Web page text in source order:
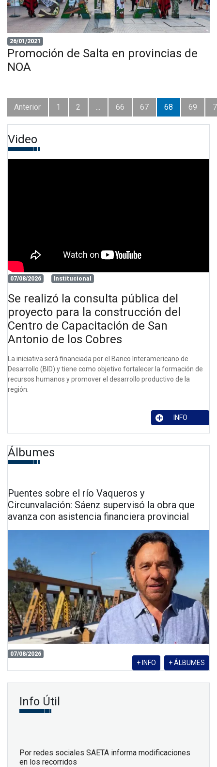
26/01/2021
Promoción de Salta en provincias de
NOA
Anterior 1 2 ... 66 67 68 69
Video
07/08/2026 Institucional
Se realizó la consulta pública del
proyecto para la construcción del
Centro de Capacitación de San
Antonio de los Cobres
La iniciativa será financiada por el Banco Interamericano de
Desarrollo (BID) y tiene como objetivo fortalecer la formación de
recursos humanos y promover el desarrollo productivo de la
región.
INFO
Álbumes
Puentes sobre el río Vaqueros y
Circunvalación: Sáenz supervisó la obra que
avanza con asistencia financiera provincial
07/08/2026
+ ÁLBUMES
+ INFO
Info Útil
Por redes sociales SAETA informa modificaciones
en los recorridos